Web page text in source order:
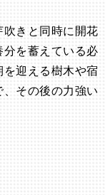
きと同時に開花
を蓄えている必
迎える樹木や宿
その後の力強い